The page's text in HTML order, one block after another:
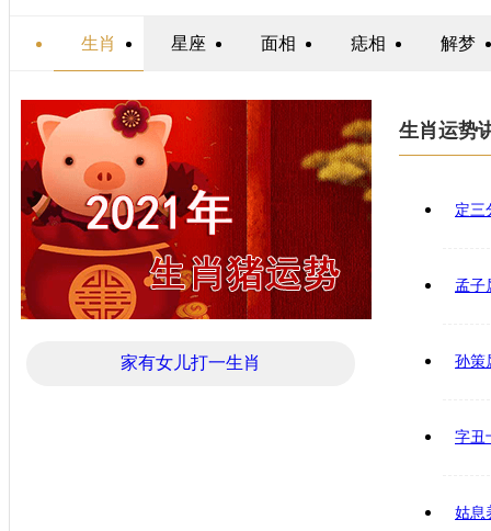
生肖 星座 面相 痣相 解梦
家有女儿打一生肖
生肖运势
定三
孟子
孙策
字丑
姑息